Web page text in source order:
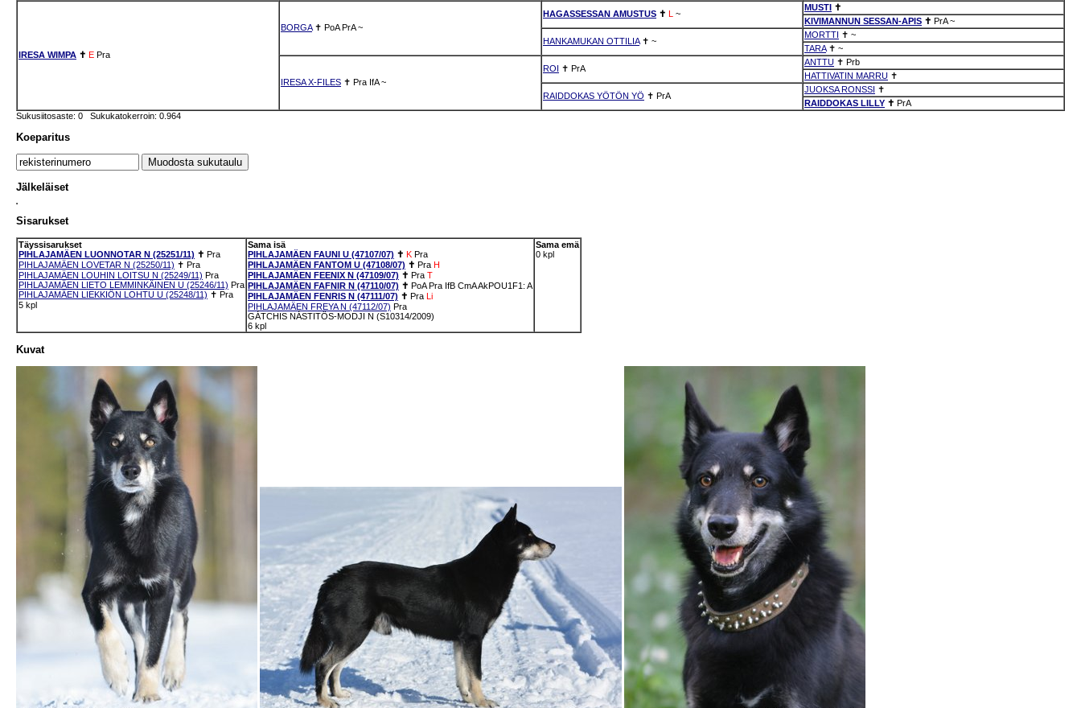
IRESA WIMPA ✝ E Pra
BORGA✝ PoA PrA ~
HAGASSESSAN AMUSTUS ✝ L ~
MUSTI ✝
KIVIMANNUN SESSAN-APIS ✝ PrA ~
HANKAMUKAN OTTILIA✝ ~
MORTTI ✝ ~
TARA✝ ~
IRESA X-FILES ✝ Pra IfA ~
ROI ✝ PrA
ANTTU ✝ Prb
HATTIVATIN MARRU ✝
RAIDDOKAS YÖTÖN YÖ ✝ PrA
JUOKSA RONSSI ✝
RAIDDOKAS LILLY ✝ PrA
Sukusiitosaste: 0 Sukukatokerroin: 0.964
Koeparitus
Jälkeläiset
Sisarukset
Täyssisarukset
PIHLAJAMÄEN LUONNOTAR N (25251/11) ✝ Pra
PIHLAJAMÄEN LOVETAR N (25250/11) ✝ Pra
PIHLAJAMÄEN LOUHIN LOITSU N (25249/11) Pra
PIHLAJAMÄEN LIETO LEMMINKÄINEN U (25246/11) Pra
PIHLAJAMÄEN LIEKKIÖN LOHTU U (25248/11) ✝ Pra
5 kpl
Sama isä
PIHLAJAMÄEN FAUNI U (47107/07) ✝ K Pra
PIHLAJAMÄEN FANTOM U (47108/07) ✝ Pra H
PIHLAJAMÄEN FEENIX N (47109/07) ✝ Pra T
PIHLAJAMÄEN FAFNIR N (47110/07) ✝ PoA Pra IfB CmAAkPOU1F1: A
PIHLAJAMÄEN FENRIS N (47111/07) ✝ Pra Li
PIHLAJAMÄEN FREYA N (47112/07) Pra
GÁTCHIS NÁSTITÖS-MODJI N (S10314/2009)
6 kpl
Sama emä
0 kpl
Kuvat